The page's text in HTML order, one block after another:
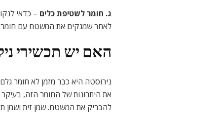
ג. חומר לשטיפת כלים – כדאי
לאחר שמנקים את המשטח עם חומר
האם יש תכשירי
נירוסטה היא כבר מזמן לא חומר
את היתרונות של החומר הזה, בעיקר
להבריק את המשטח. שמן זית ושמן